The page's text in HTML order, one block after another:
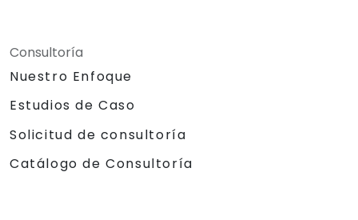
Consultoría
Nuestro Enfoque
Estudios de Caso
Solicitud de consultoría
Catálogo de Consultoría